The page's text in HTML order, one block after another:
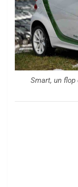
Smart, un